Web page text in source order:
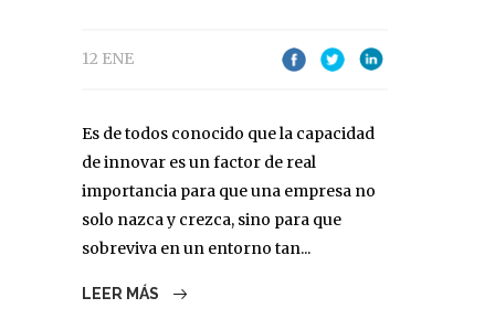
12 ENE
Es de todos conocido que la capacidad
de innovar es un factor de real
importancia para que una empresa no
solo nazca y crezca, sino para que
sobreviva en un entorno tan...
LEER MÁS